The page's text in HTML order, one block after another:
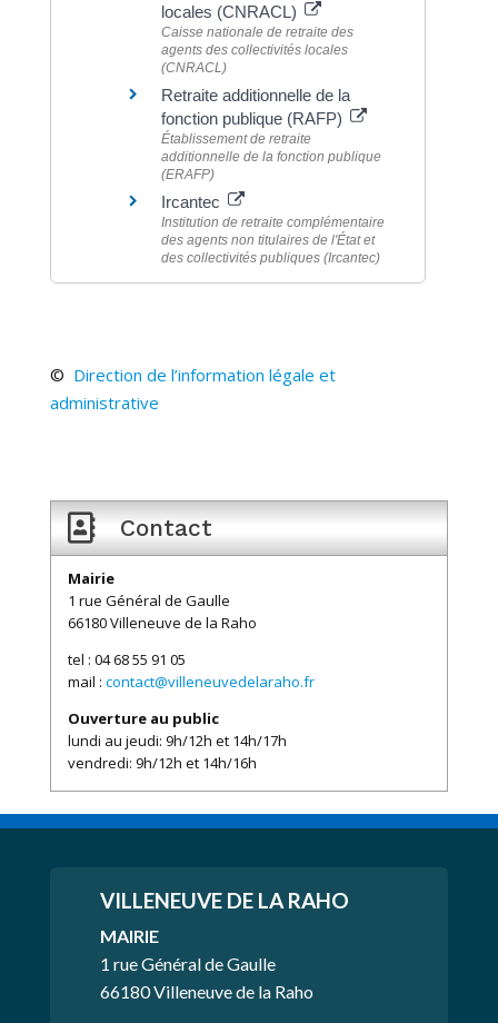
locales (CNRACL)
Caisse nationale de retraite des
agents des collectivités locales
(CNRACL)
Retraite additionnelle de la
fonction publique (RAFP)
Établissement de retraite
additionnelle de la fonction publique
(ERAFP)
Ircantec
Institution de retraite complémentaire
des agents non titulaires de l'État et
des collectivités publiques (Ircantec)
© Direction de l’information légale et
administrative
 Contact
Mairie
1 rue Général de Gaulle
66180 Villeneuve de la Raho
tel : 04 68 55 91 05
mail : contact@villeneuvedelaraho.fr
Ouverture au public
lundi au jeudi: 9h/12h et 14h/17h
vendredi: 9h/12h et 14h/16h
VILLENEUVE DE LA RAHO
MAIRIE
1 rue Général de Gaulle
66180 Villeneuve de la Raho